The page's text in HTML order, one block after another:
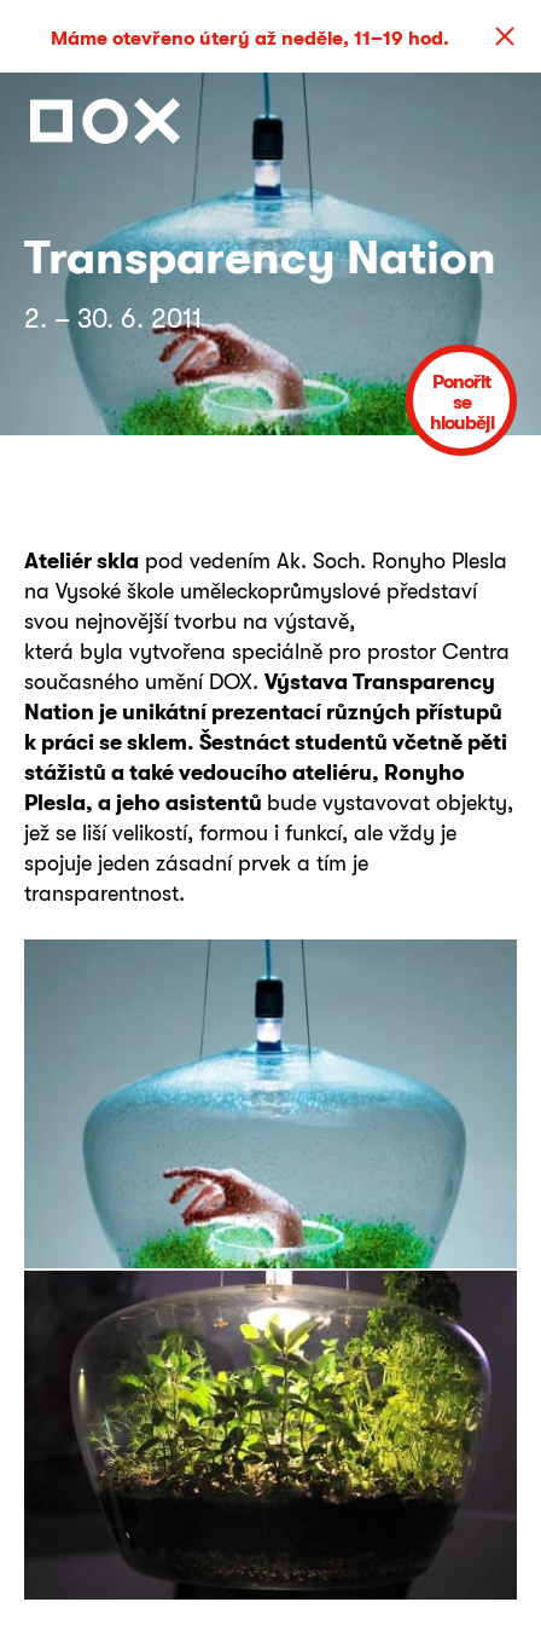
Máme otevřeno úterý až neděle, 11–19 hod.
Transparency Nation
2. – 30. 6. 2011
Ponořit
se
hlouběji
Ateliér skla pod vedením Ak. Soch. Ronyho Plesla
na Vysoké škole uměleckoprůmyslové představí
svou nejnovější tvorbu na výstavě,
která byla vytvořena speciálně pro prostor Centra
současného umění DOX. Výstava Transparency
Nation je unikátní prezentací různých přístupů
k práci se sklem. Šestnáct studentů včetně pěti
stážistů a také vedoucího ateliéru, Ronyho
Plesla, a jeho asistentů bude vystavovat objekty,
jež se liší velikostí, formou i funkcí, ale vždy je
spojuje jeden zásadní prvek a tím je
transparentnost.